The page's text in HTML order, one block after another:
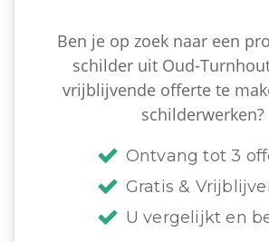
Ben je op zoek naar een
schilder uit Oud-
vrijblijvende offerte te
schilderwerken?
Ontvang tot 3
Gratis &
U vergelijkt en